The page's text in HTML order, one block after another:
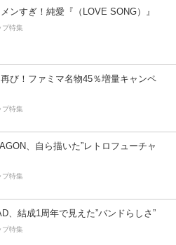
ンすぎ！純愛『（LOVE SONG）』
プ特集
び！ファミマ名物45％増量キャンペ
プ特集
、自ら描いた”レトロフューチャ
プ特集
、結成1周年で見えた”バンドらしさ”
プ特集